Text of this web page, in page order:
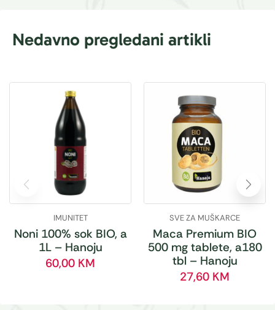
Nedavno pregledani artikli
IMUNITET
Noni 100% sok BIO, a
1L – Hanoju
60,00 KM
SVE ZA MUŠKARCE
Maca Premium BIO
500 mg tablete, a180
tbl – Hanoju
27,60 KM